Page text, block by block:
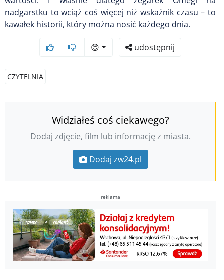
nadgarstku to wciąż coś więcej niż wskaźnik czasu – to
kawałek historii, który można nosić każdego dnia.
😊 udostępnij
CZYTELNIA
Widziałeś coś ciekawego?
Dodaj zdjęcie, film lub informację z miasta.
Dodaj zw24.pl
reklama